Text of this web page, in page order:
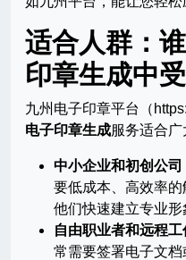
适合人群：
印章生成中
九州电子印章平台（
电子印章生成服务适合广
中小企业和初创公司
要低成本、高效率
他们快速建立专业形
自由职业者和远程工
常需要签署电子文档